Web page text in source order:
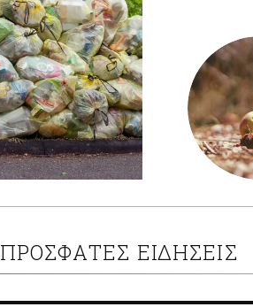
ΠΡΟΣΦΑΤΕΣ ΕΙΔΗΣΕΙΣ